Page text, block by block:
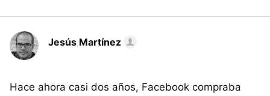
Jesús Martínez
Hace ahora casi dos años, Facebook compraba